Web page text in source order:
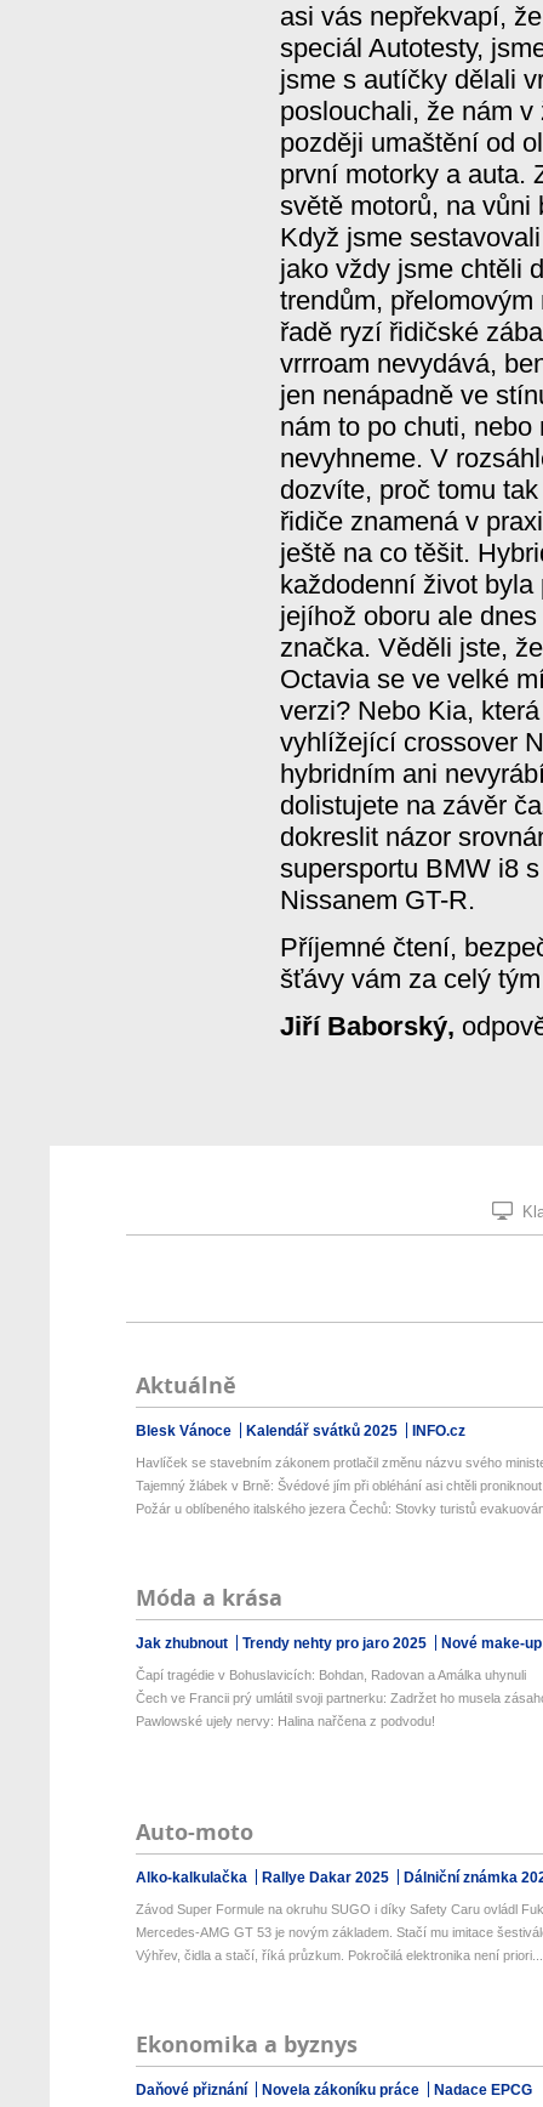
asi vás nepřekvapí,
speciál Autotesty,
jsme s autíčky dělali
poslouchali, že nám
později umaštění od
první motorky a auta.
světě motorů, na vůni
Když jsme
jako vždy jsme chtěli
trendům,
řadě ryzí řidičské
vrrroam nevydává,
jen nenápadně ve
nám to po chuti,
nevyhneme. V
dozvíte, proč tomu
řidiče znamená v
ještě na co těšit.
každodenní život byla
jejíhož oboru ale
značka. Věděli jste,
Octavia se ve velké
verzi? Nebo Kia,
vyhlížející crossover
hybridním ani
dolistujete na závěr
dokreslit názor
supersportu BMW i8
Nissanem GT-R.
Příjemné čtení,
šťávy vám za celý
Jiří Baborský,
Aktuálně
Blesk Vánoce Kalendář svátků 2025 INFO.cz
Havlíček se stavebním zákonem protlačil změnu názvu svého
Tajemný žlábek v Brně: Švédové jím při obléhání asi chtěli
Požár u oblíbeného italského jezera Čechů: Stovky turistů
Móda a krása
Jak zhubnout Trendy nehty pro jaro 2025 Nové make-
Čapí tragédie v Bohuslavicích: Bohdan, Radovan a Amálka uhynuli
Čech ve Francii prý umlátil svoji partnerku: Zadržet ho musela
Pawlowské ujely nervy: Halina nařčena z podvodu!
Auto-moto
Alko-kalkulačka Rallye Dakar 2025 Dálniční známka
Závod Super Formule na okruhu SUGO i díky Safety Caru ovládl
Mercedes-AMG GT 53 je novým základem. Stačí mu imitace
Výhřev, čidla a stačí, říká průzkum. Pokročilá elektronika není priori...
Ekonomika a byznys
Daňové přiznání Novela zákoníku práce Nadace EPCG